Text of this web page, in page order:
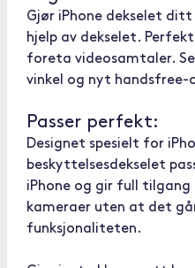
Gjør iPhone dekselet
hjelp av dekselet.
foreta videosamtaler.
vinkel og nyt handsfree-
Passer perfekt:
Designet spesielt for
beskyttelsesdekselet
iPhone og gir full
kameraer uten at det
funksjonaliteten.